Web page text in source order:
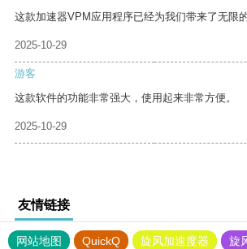
这款加速器VPM应用程序已经为我们带来了无限
2025-10-29
游客
这款软件的功能非常强大，使用起来非常方便。
2025-10-29
友情链接
网站地图 QuickQ 旋风加速度器 旋